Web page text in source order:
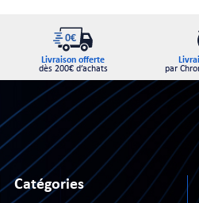
Livraison offerte
dès 200€ d’achats
par
Catégories